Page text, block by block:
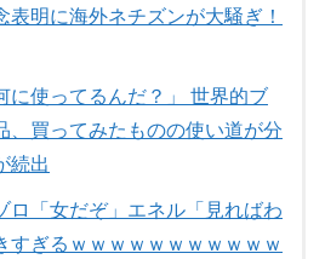
表明に海外ネチズンが大騒ぎ！
に使ってるんだ？」 世界的ブ
、買ってみたものの使い道が分
続出
ロ「女だぞ」エネル「見ればわ
ぎるｗｗｗｗｗｗｗｗｗｗｗ